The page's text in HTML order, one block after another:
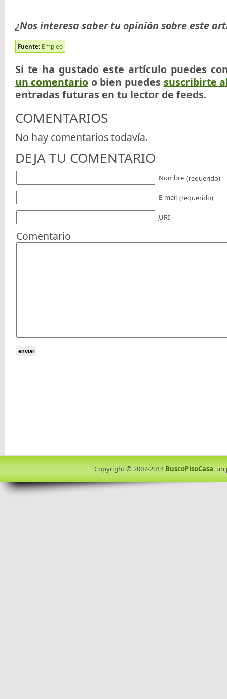
¿Nos interesa saber tu opinión sobre este
Fuente: Empleo
Si te ha gustado este artículo puedes
un comentario o bien puedes suscribirte
entradas futuras en tu lector de feeds.
COMENTARIOS
No hay comentarios todavía.
DEJA TU COMENTARIO
Nombre (requerido)
E-mail (requerido)
URI
Comentario
Copyright © 2007-2014BuscoPisoCasa,